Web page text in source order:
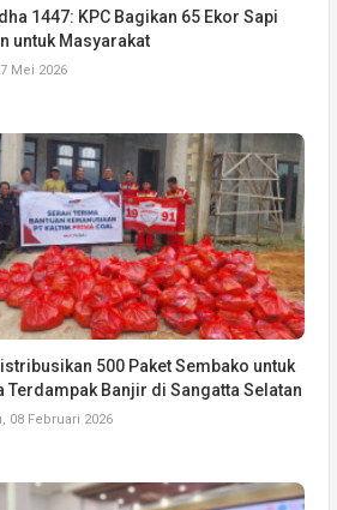
1447: KPC Bagikan 65 Ekor Sapi
untuk Masyarakat
Mei 2026
500 Paket Sembako untuk
Terdampak Banjir di Sangatta Selatan
08 Februari 2026